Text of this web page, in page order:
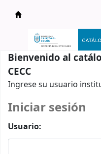
Catálogo en línea
Bienvenido al
CECC
Ingrese su usuario
Iniciar sesión
Usuario: